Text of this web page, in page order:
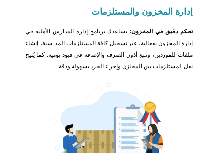
إدارة المخزون والمستلزمات
تحكم دقيق في المخزون: يساعدك برنامج إدارة المدارس الأهلية في
إدارة المخزون بفعالية، عبر تسجيل كافة المستلزمات المدرسية، إنشاء
ملفات للموردين، وتتبع أذون الصرف والإضافة في قيود يومية. كما يُتيح
نقل المستلزمات بين المخازن وإجراء الجرد بسهولة ودقة.